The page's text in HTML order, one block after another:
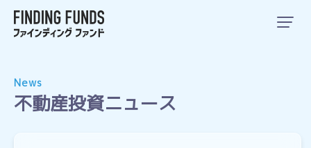
News
不動産投資ニュース